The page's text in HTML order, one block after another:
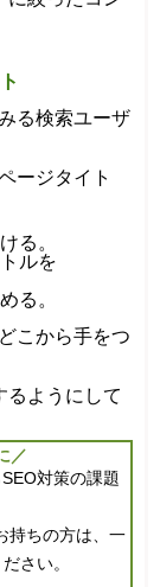
る検索ユーザ
ージタイト
る。
ルを
る。
こから手をつ
るようにして
／
対策の課題
持ちの方は、一
さい。